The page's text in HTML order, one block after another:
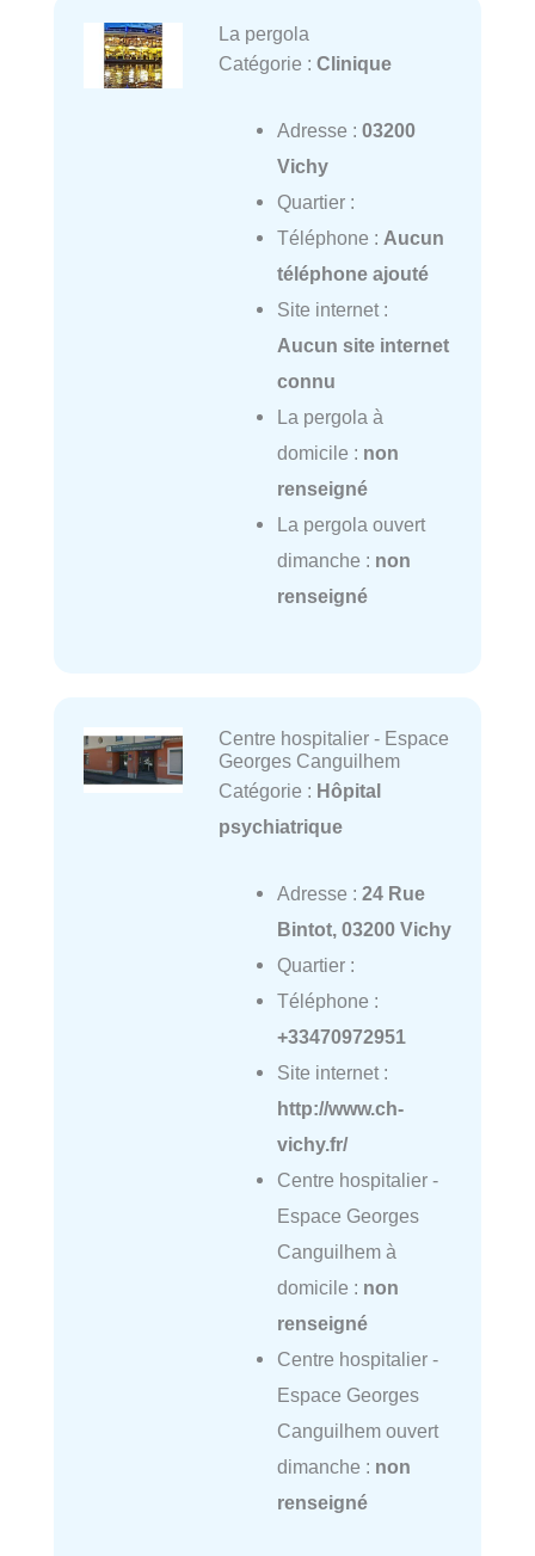
La pergola
Catégorie : Clinique
Adresse : 03200
Vichy
Quartier :
Téléphone : Aucun
téléphone ajouté
Site internet :
Aucun site internet
connu
La pergola à
domicile : non
renseigné
La pergola ouvert
dimanche : non
renseigné
Centre hospitalier - Espace
Georges Canguilhem
Catégorie : Hôpital
psychiatrique
Adresse : 24 Rue
Bintot, 03200 Vichy
Quartier :
Téléphone :
+33470972951
Site internet :
http://www.ch-
vichy.fr/
Centre hospitalier -
Espace Georges
Canguilhem à
domicile : non
renseigné
Centre hospitalier -
Espace Georges
Canguilhem ouvert
dimanche : non
renseigné